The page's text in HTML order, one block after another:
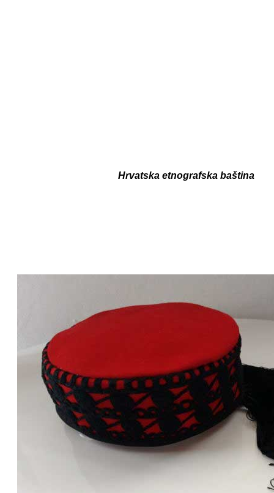
Hrvatska etnografska baština